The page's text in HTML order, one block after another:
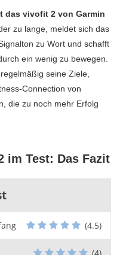
das vivofit 2 von Garmin
zu lange, meldet sich das
zu Wort und schafft
ein wenig zu bewegen.
seine Ziele,
Connection von
die zu noch mehr Erfolg
im Test: Das Fazit
(4.5)